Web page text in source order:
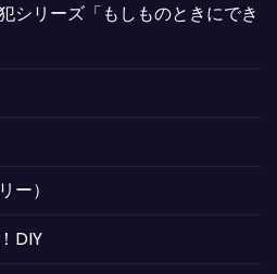
シリーズ「もしものときにでき
ー）
DIY